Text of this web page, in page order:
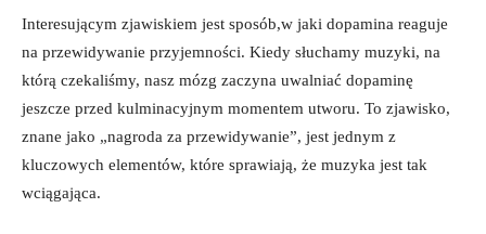
Interesującym zjawiskiem jest sposób,w jaki dopamina reaguje
na przewidywanie przyjemności. Kiedy słuchamy muzyki, na
którą czekaliśmy, nasz mózg zaczyna uwalniać dopaminę
jeszcze przed kulminacyjnym momentem utworu. To zjawisko,
znane jako „nagroda za przewidywanie”, jest jednym z
kluczowych elementów, które sprawiają, że muzyka jest tak
wciągająca.